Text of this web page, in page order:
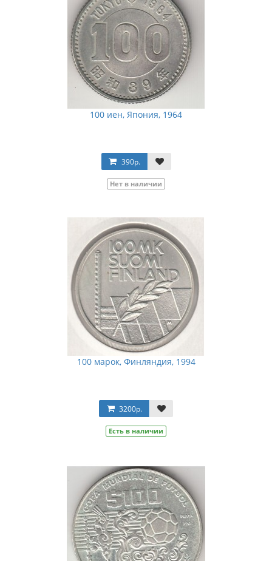
100 иен, Япония, 1964
390р.
Нет в наличии
100 марок, Финляндия, 1994
3200р.
Есть в наличии